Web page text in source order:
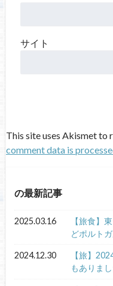
サイト
This site uses Akismet to
comment data is
の最新記事
2025.03.16
【旅食】
どポルト
2024.12.30
【旅】
もありまし